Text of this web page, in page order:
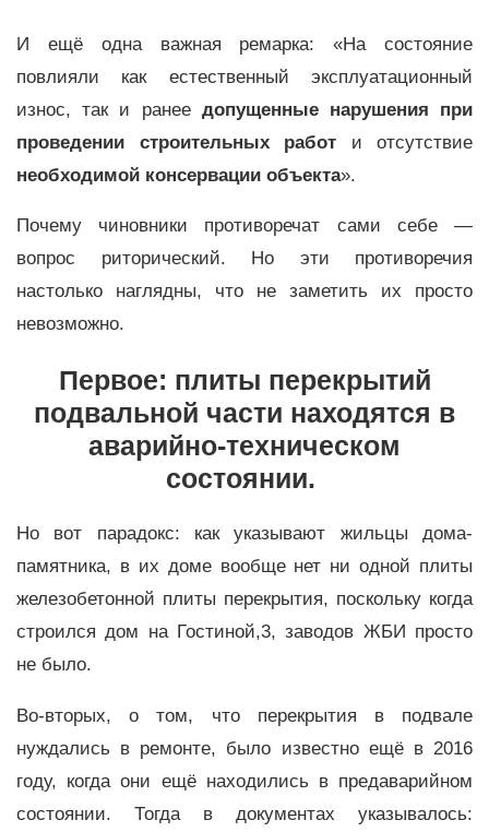
И ещё одна важная ремарка: «На состояние
повлияли как естественный эксплуатационный
износ, так и ранее допущенные нарушения при
проведении строительных работ и отсутствие
необходимой консервации объекта».
Почему чиновники противоречат сами себе —
вопрос риторический. Но эти противоречия
настолько наглядны, что не заметить их просто
невозможно.
Первое: плиты перекрытий
подвальной части находятся в
аварийно-техническом
состоянии.
Но вот парадокс: как указывают жильцы дома-
памятника, в их доме вообще нет ни одной плиты
железобетонной плиты перекрытия, поскольку когда
строился дом на Гостиной,3, заводов ЖБИ просто
не было.
Во-вторых, о том, что перекрытия в подвале
нуждались в ремонте, было известно ещё в 2016
году, когда они ещё находились в предаварийном
состоянии. Тогда в документах указывалось: